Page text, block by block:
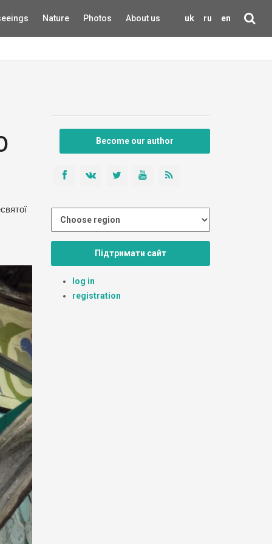
uk ru en
Nature Photos About us
Become our author
Підтримати сайт
log in
registration